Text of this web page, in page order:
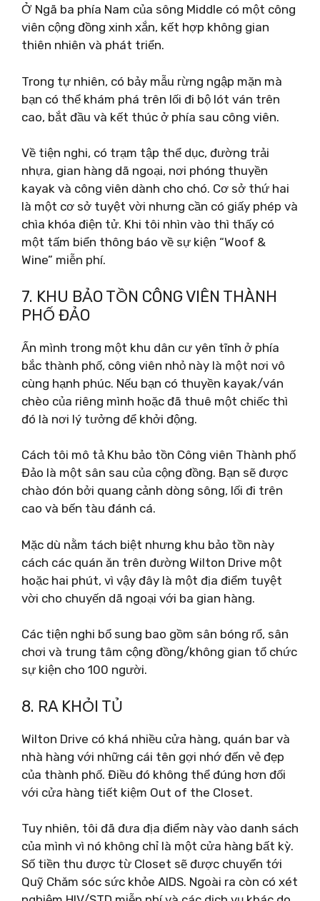
Ở Ngã ba phía Nam của sông Middle có một công
viên cộng đồng xinh xắn, kết hợp không gian
thiên nhiên và phát triển.
Trong tự nhiên, có bảy mẫu rừng ngập mặn mà
bạn có thể khám phá trên lối đi bộ lót ván trên
cao, bắt đầu và kết thúc ở phía sau công viên.
Về tiện nghi, có trạm tập thể dục, đường trải
nhựa, gian hàng dã ngoại, nơi phóng thuyền
kayak và công viên dành cho chó. Cơ sở thứ hai
là một cơ sở tuyệt vời nhưng cần có giấy phép và
chìa khóa điện tử. Khi tôi nhìn vào thì thấy có
một tấm biển thông báo về sự kiện “Woof &
Wine” miễn phí.
7. KHU BẢO TỒN CÔNG VIÊN THÀNH
PHỐ ĐẢO
Ẩn mình trong một khu dân cư yên tĩnh ở phía
bắc thành phố, công viên nhỏ này là một nơi vô
cùng hạnh phúc. Nếu bạn có thuyền kayak/ván
chèo của riêng mình hoặc đã thuê một chiếc thì
đó là nơi lý tưởng để khởi động.
Cách tôi mô tả Khu bảo tồn Công viên Thành phố
Đảo là một sân sau của cộng đồng. Bạn sẽ được
chào đón bởi quang cảnh dòng sông, lối đi trên
cao và bến tàu đánh cá.
Mặc dù nằm tách biệt nhưng khu bảo tồn này
cách các quán ăn trên đường Wilton Drive một
hoặc hai phút, vì vậy đây là một địa điểm tuyệt
vời cho chuyến dã ngoại với ba gian hàng.
Các tiện nghi bổ sung bao gồm sân bóng rổ, sân
chơi và trung tâm cộng đồng/không gian tổ chức
sự kiện cho 100 người.
8. RA KHỎI TỦ
Wilton Drive có khá nhiều cửa hàng, quán bar và
nhà hàng với những cái tên gợi nhớ đến vẻ đẹp
của thành phố. Điều đó không thể đúng hơn đối
với cửa hàng tiết kiệm Out of the Closet.
Tuy nhiên, tôi đã đưa địa điểm này vào danh sách
của mình vì nó không chỉ là một cửa hàng bất kỳ.
Số tiền thu được từ Closet sẽ được chuyển tới
Quỹ Chăm sóc sức khỏe AIDS. Ngoài ra còn có xét